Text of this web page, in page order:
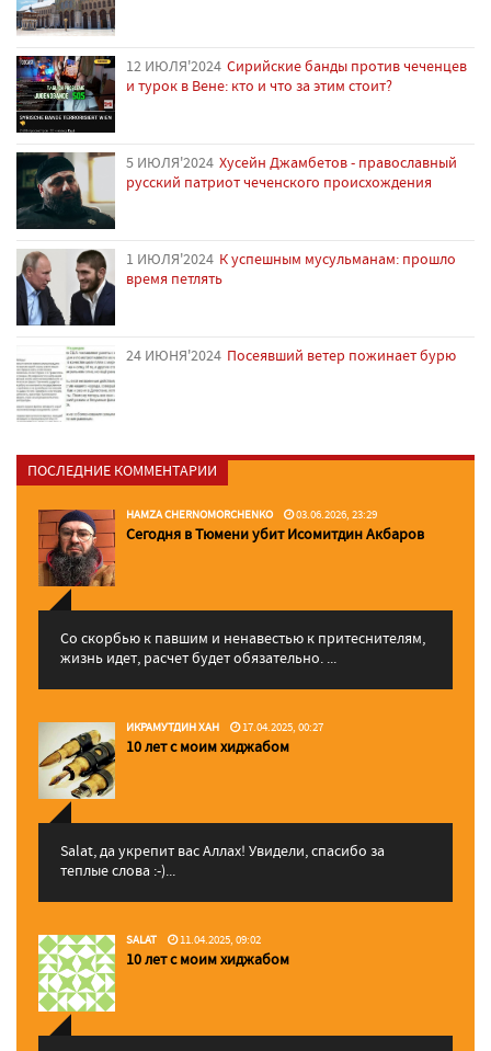
12 ИЮЛЯ'2024 Сирийские банды против чеченцев
и турок в Вене: кто и что за этим стоит?
5 ИЮЛЯ'2024 Хусейн Джамбетов - православный
русский патриот чеченского происхождения
1 ИЮЛЯ'2024 К успешным мусульманам: прошло
время петлять
24 ИЮНЯ'2024 Посеявший ветер пожинает бурю
ПОСЛЕДНИЕ КОММЕНТАРИИ
HAMZA CHERNOMORCHENKO 03.06.2026, 23:29
Сегодня в Тюмени убит Исомитдин Акбаров
Со скорбью к павшим и ненавестью к притеснителям,
жизнь идет, расчет будет обязательно. ...
ИКРАМУТДИН ХАН 17.04.2025, 00:27
10 лет с моим хиджабом
Salat, да укрепит вас Аллаx! Увидели, спасибо за
теплые слова :-)...
SALAT 11.04.2025, 09:02
10 лет с моим хиджабом